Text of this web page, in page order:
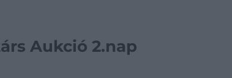
Aukció 2.nap